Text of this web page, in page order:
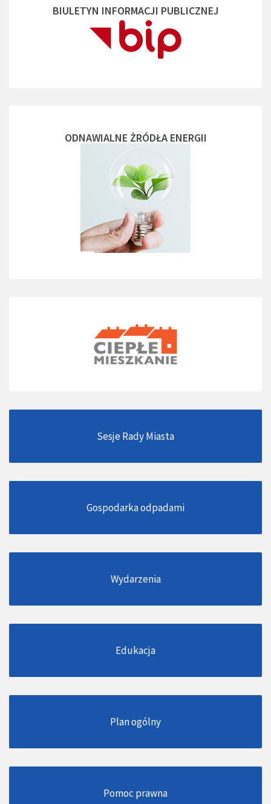
BIULETYN INFORMACJI PUBLICZNEJ
ODNAWIALNE ŻRÓDŁA ENERGII
Sesje Rady Miasta
Gospodarka odpadami
Wydarzenia
Edukacja
Plan ogólny
Pomoc prawna